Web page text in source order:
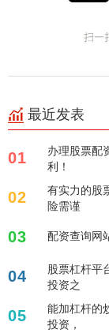
最近发表
01
办理股票配
利！
02
有实力的股
险需谨
03 配资查询网
04
股票杠杆平
投资之
05
能加杠杆的
投资，